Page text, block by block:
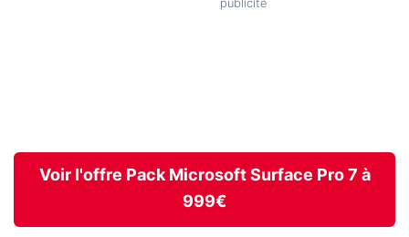
Voir l'offre Pack Microsoft Surface Pro 7 à
999€